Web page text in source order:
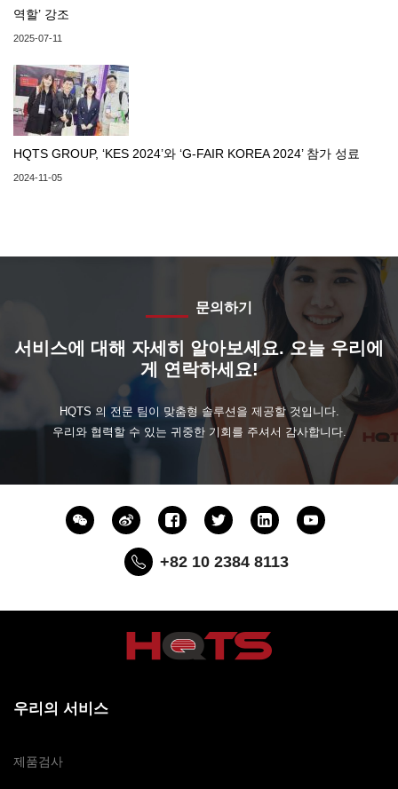
역할’ 강조
2025-07-11
HQTS GROUP, ‘KES 2024’와 ‘G-FAIR KOREA 2024’ 참가 성료
2024-11-05
문의하기
서비스에 대해 자세히 알아보세요. 오늘 우리에
게 연락하세요!
HQTS 의 전문 팀이 맞춤형 솔루션을 제공할 것입니다.
우리와 협력할 수 있는 귀중한 기회를 주셔서 감사합니다.
+82 10 2384 8113
우리의 서비스
제품검사